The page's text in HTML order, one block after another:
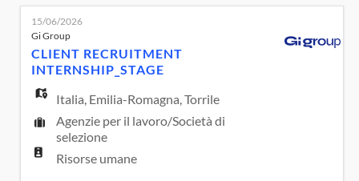
l'Equità, Diversità e Inclusione delle persone con
un'attenzione particolare alla Parità di Genere.
Una realtà che fa dei valori di Cura, Passione,
Collab
15/06/2026
Gi Group
CLIENT RECRUITMENT
INTERNSHIP_STAGE
Italia, Emilia-Romagna,Torrile
Agenzie per il lavoro/Società di
selezione
Risorse umane